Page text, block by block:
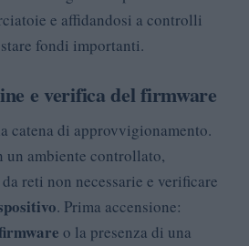
e affidandosi a controlli
fondi importanti.
e verifica del firmware
catena di approvvigionamento.
ambiente controllato,
reti non necessarie e verificare
. Prima accensione:
o la presenza di una